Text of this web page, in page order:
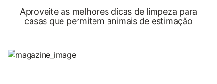
Aproveite as melhores dicas de limpeza para
casas que permitem animais de estimação